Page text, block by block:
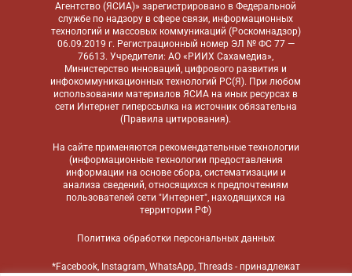
Агентство (ЯСИА)» зарегистрировано в Федеральной
службе по надзору в сфере связи, информационных
технологий и массовых коммуникаций (Роскомнадзор)
06.09.2019 г. Регистрационный номер ЭЛ № ФС 77 —
76613. Учредители: АО «РИИХ Сахамедиа»,
Министерство инноваций, цифрового развития и
инфокоммуникационных технологий РС(Я). При любом
использовании материалов ЯСИА на иных ресурсах в
сети Интернет гиперссылка на источник обязательна
(Правила цитирования).
На сайте применяются рекомендательные технологии
(информационные технологии предоставления
информации на основе сбора, систематизации и
анализа сведений, относящихся к предпочтениям
пользователей сети "Интернет", находящихся на
территории РФ)
Политика обработки персональных данных
*Facebook, Instagram, WhatsApp, Threads - принадлежат